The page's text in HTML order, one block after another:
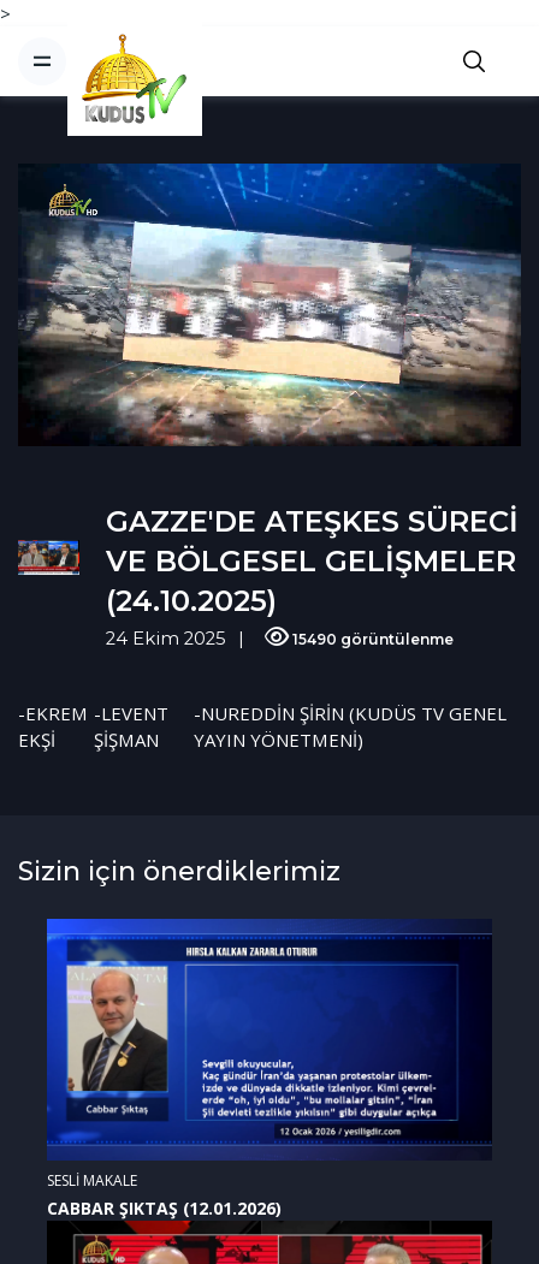
>
GAZZE'DE ATEŞKES SÜRECİ
VE BÖLGESEL GELİŞMELER
(24.10.2025)
24 Ekim 2025 15490 görüntülenme
-EKREM
EKŞİ
-LEVENT
ŞİŞMAN
-NUREDDİN ŞİRİN (KUDÜS TV GENEL
YAYIN YÖNETMENİ)
Sizin için önerdiklerimiz
SESLİ MAKALE
CABBAR ŞIKTAŞ (12.01.2026)